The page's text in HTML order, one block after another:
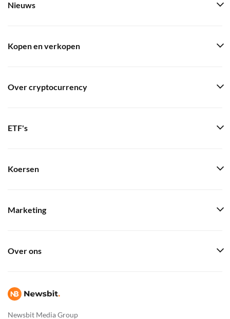
Newsbit Media Group
Nieuws
Kopen en verkopen
Over cryptocurrency
ETF's
Koersen
Marketing
Over ons